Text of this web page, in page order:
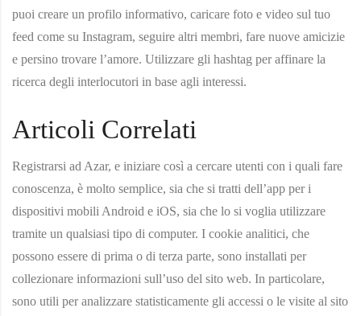
puoi creare un profilo informativo, caricare foto e video sul tuo
feed come su Instagram, seguire altri membri, fare nuove amicizie
e persino trovare l’amore. Utilizzare gli hashtag per affinare la
ricerca degli interlocutori in base agli interessi.
Articoli Correlati
Registrarsi ad Azar, e iniziare così a cercare utenti con i quali fare
conoscenza, è molto semplice, sia che si tratti dell’app per i
dispositivi mobili Android e iOS, sia che lo si voglia utilizzare
tramite un qualsiasi tipo di computer. I cookie analitici, che
possono essere di prima o di terza parte, sono installati per
collezionare informazioni sull’uso del sito web. In particolare,
sono utili per analizzare statisticamente gli accessi o le visite al sito